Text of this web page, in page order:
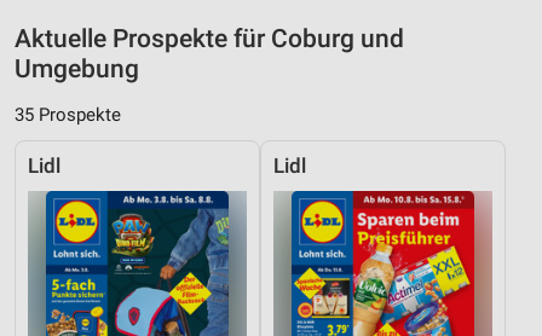
Aktuelle Prospekte für Coburg und
Umgebung
35 Prospekte
Lidl Lidl